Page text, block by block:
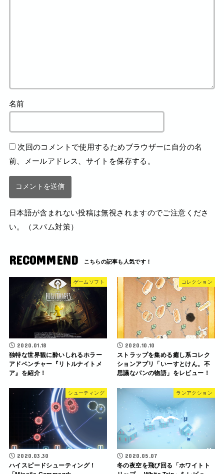
名前
次回のコメントで使用するためブラウザーに自分の名
前、メールアドレス、サイトを保存する。
日本語が含まれない投稿は無視されますのでご注意くださ
い。（スパム対策）
RECOMMEND
ゲームソフト
2020.01.18
独特な世界観に酔いしれるホラー
アドベンチャー『リトルナイトメ
ア』を紹介！
コレクション
2020.10.10
ストラップを集める癒し系コレク
ションアプリ「いーすとけん。不
思議なパンの物語」をレビュー！
シューティング
2020.03.30
ハイスピードシューティング！
ランアクション
2020.05.07
冬の夜空を飛び回る「ホワイトト